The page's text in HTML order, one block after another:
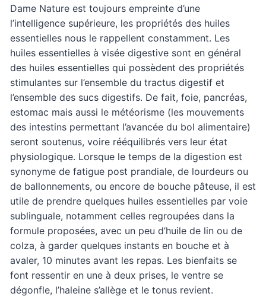
Dame Nature est toujours empreinte d’une
l’intelligence supérieure, les propriétés des huiles
essentielles nous le rappellent constamment. Les
huiles essentielles à visée digestive sont en général
des huiles essentielles qui possèdent des propriétés
stimulantes sur l’ensemble du tractus digestif et
l’ensemble des sucs digestifs. De fait, foie, pancréas,
estomac mais aussi le météorisme (les mouvements
des intestins permettant l’avancée du bol alimentaire)
seront soutenus, voire rééquilibrés vers leur état
physiologique. Lorsque le temps de la digestion est
synonyme de fatigue post prandiale, de lourdeurs ou
de ballonnements, ou encore de bouche pâteuse, il est
utile de prendre quelques huiles essentielles par voie
sublinguale, notamment celles regroupées dans la
formule proposées, avec un peu d’huile de lin ou de
colza, à garder quelques instants en bouche et à
avaler, 10 minutes avant les repas. Les bienfaits se
font ressentir en une à deux prises, le ventre se
dégonfle, l’haleine s’allège et le tonus revient.